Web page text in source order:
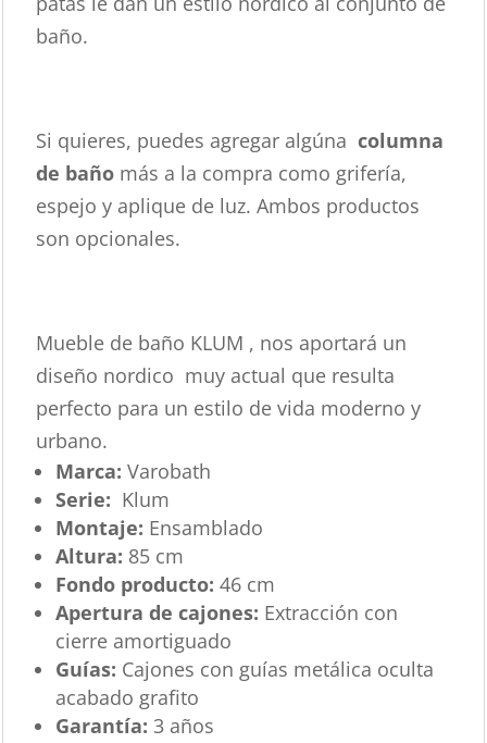
baño.
Si quieres, puedes agregar algúna columna
de baño más a la compra como grifería,
espejo y aplique de luz. Ambos productos
son opcionales.
Mueble de baño KLUM , nos aportará un
diseño nordico muy actual que resulta
perfecto para un estilo de vida moderno y
urbano.
Marca: Varobath
Serie: Klum
Montaje: Ensamblado
Altura: 85 cm
Fondo producto: 46 cm
Apertura de cajones: Extracción con
cierre amortiguado
Guías: Cajones con guías metálica oculta
acabado grafito
Garantía: 3 años